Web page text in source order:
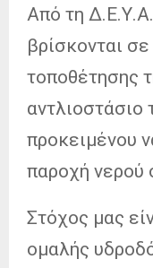
Από τη
βρίσκονται
τοποθέτησης
αντλιοστάσιο
προκειμένου
παροχή νερού
Στόχος μας
ομαλής